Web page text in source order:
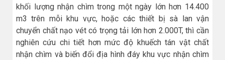
khối lượng nhận chìm trong một ngày lớn hơn 14.400
m3 trên mỗi khu vực, hoặc các thiết bị sà lan vận
chuyển chất nạo vét có trọng tải lớn hơn 2.000T, thì cần
nghiên cứu chi tiết hơn mức độ khuếch tán vật chất
nhận chìm và biến đổi địa hình đáy khu vực nhận chìm